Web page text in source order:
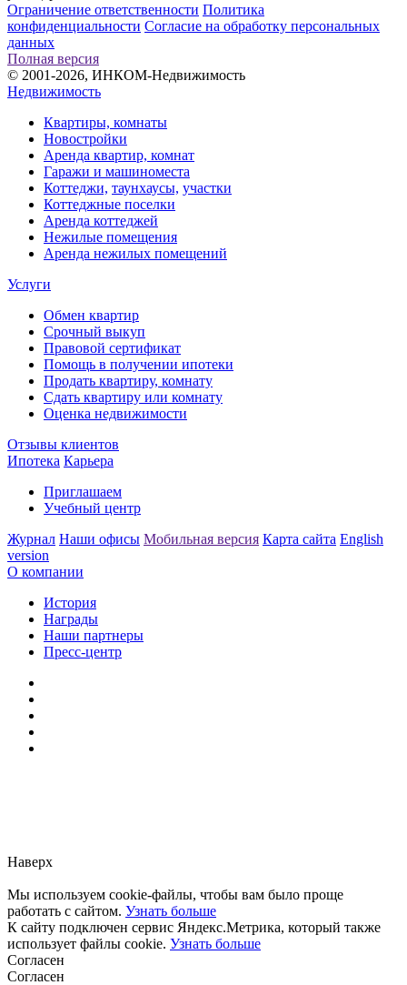
Ограничение ответственности Политика
конфиденциальности Согласие на обработку персональных
данных
Полная версия
© 2001-2026, ИНКОМ-Недвижимость
Недвижимость
Квартиры, комнаты
Новостройки
Аренда квартир, комнат
Гаражи и машиноместа
Коттеджи, таунхаусы, участки
Коттеджные поселки
Аренда коттеджей
Нежилые помещения
Аренда нежилых помещений
Услуги
Обмен квартир
Срочный выкуп
Правовой сертификат
Помощь в получении ипотеки
Продать квартиру, комнату
Сдать квартиру или комнату
Оценка недвижимости
Отзывы клиентов
Ипотека Карьера
Приглашаем
Учебный центр
Журнал Наши офисы Мобильная версия Карта сайта English
version
О компании
История
Награды
Наши партнеры
Пресс-центр
Наверх
Мы используем cookie-файлы, чтобы вам было проще
работать с сайтом. Узнать больше
К сайту подключен сервис Яндекс.Метрика, который также
использует файлы cookie. Узнать больше
Согласен
Согласен